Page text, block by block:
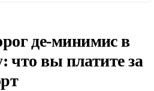
де-минимис в
что вы платите за